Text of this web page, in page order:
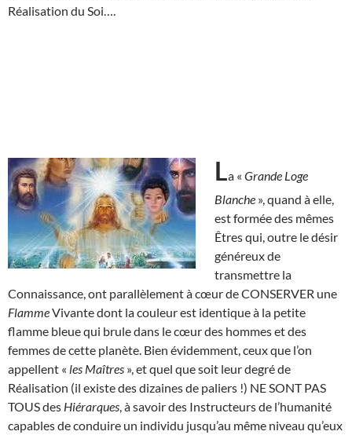
Réalisation du Soi….
La « Grande Loge
Blanche », quand à elle,
est formée des mêmes
Êtres qui, outre le désir
généreux de
transmettre la
Connaissance, ont parallèlement à cœur de CONSERVER une
FlammeVivante dont la couleur est identique à la petite
flamme bleue qui brule dans le cœur des hommes et des
femmes de cette planète. Bien évidemment, ceux que l’on
appellent « les Maîtres », et quel que soit leur degré de
Réalisation (il existe des dizaines de paliers !) NE SONT PAS
TOUS des Hiérarques , à savoir des Instructeurs de l’humanité
capables de conduire un individu jusqu’au même niveau qu’eux